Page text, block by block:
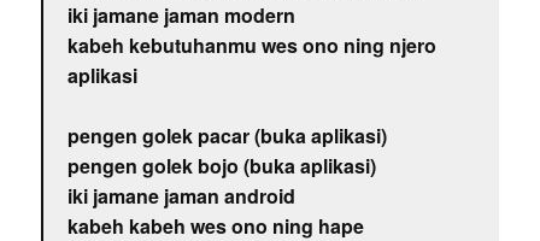
iki jamane jaman modern
kabeh kebutuhanmu wes ono ning njero
aplikasi
pengen golek pacar (buka aplikasi)
pengen golek bojo (buka aplikasi)
iki jamane jaman android
kabeh kabeh wes ono ning hape